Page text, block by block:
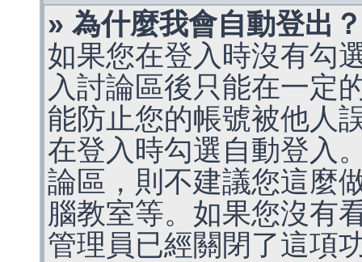
» 為什麼我會自動登出？
如果您在登入時沒有勾
入討論區後只能在一定
能防止您的帳號被他人
在登入時勾選自動登入
論區，則不建議您這麼
腦教室等。如果您沒有
管理員已經關閉了這項